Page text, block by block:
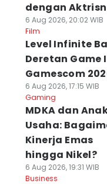
dengan
6 Aug 2026, 20:02 WIB
Film
Level Infinite
Deretan Game
Gamescom
6 Aug 2026, 17:15 WIB
Gaming
MDKA dan
Usaha:
Kinerja Emas
hingga Nikel?
6 Aug 2026, 19:31 WIB
Business